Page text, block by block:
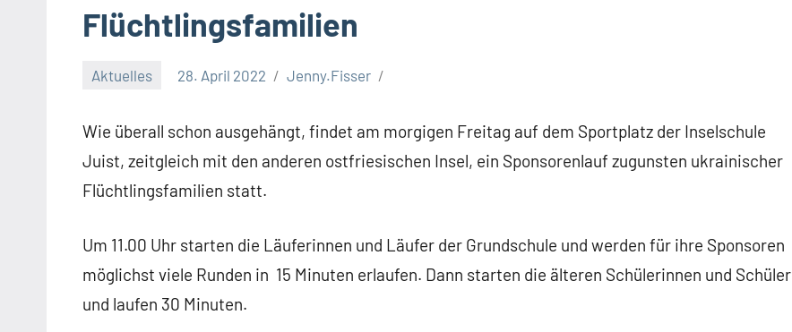
Flüchtlingsfamilien
Aktuelles 28. April 2022 Jenny.Fisser
Wie überall schon ausgehängt, findet am morgigen Freitag auf dem Sportplatz der Inselschule
Juist, zeitgleich mit den anderen ostfriesischen Insel, ein Sponsorenlauf zugunsten ukrainischer
Flüchtlingsfamilien statt.
Um 11.00 Uhr starten die Läuferinnen und Läufer der Grundschule und werden für ihre Sponsoren
möglichst viele Runden in 15 Minuten erlaufen. Dann starten die älteren Schülerinnen und Schüler
und laufen 30 Minuten.